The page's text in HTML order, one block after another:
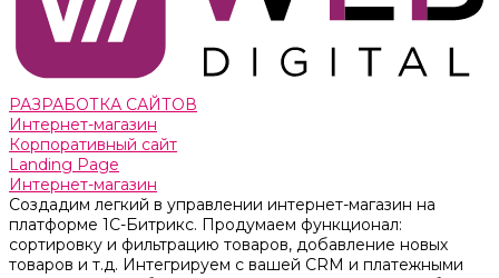
РАЗРАБОТКА САЙТОВ
Интернет-магазин
Корпоративный сайт
Landing Page
Интернет-магазин
Создадим легкий в управлении интернет-магазин на
платформе 1С-Битрикс. Продумаем функционал:
сортировку и фильтрацию товаров, добавление новых
товаров и т.д. Интегрируем с вашей CRM и платежными